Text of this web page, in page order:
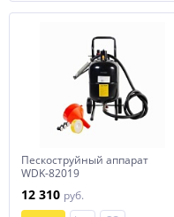
Пескоструйный аппарат
WDK-82019
12 310 руб.